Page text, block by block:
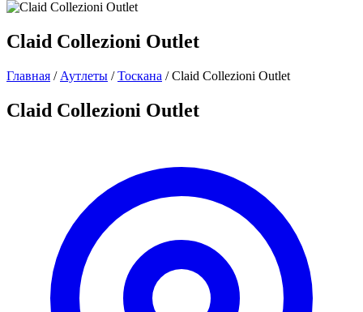
Claid Collezioni Outlet
Главная / Аутлеты / Тоскана / Claid Collezioni Outlet
Claid Collezioni Outlet